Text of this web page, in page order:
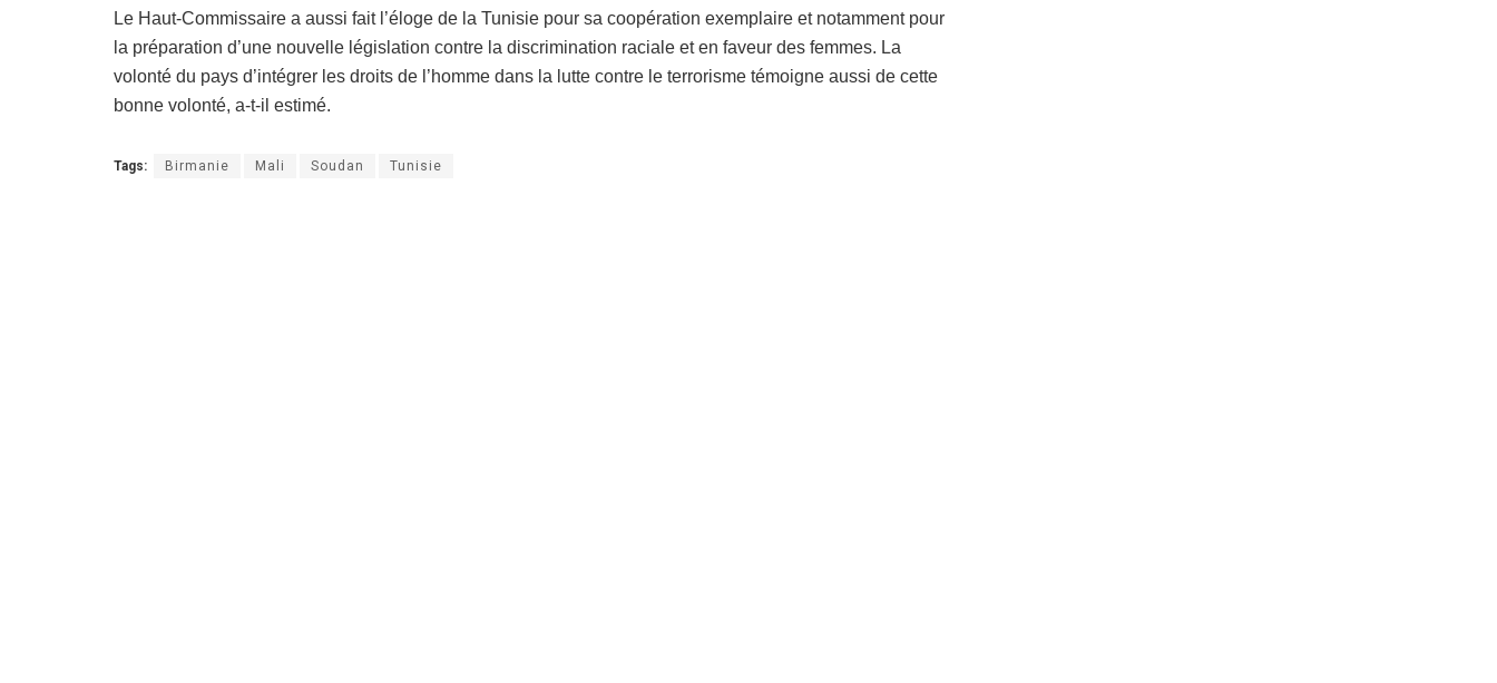
Le Haut-Commissaire a aussi fait l’éloge de la Tunisie pour sa coopération exemplaire et notamment pour
la préparation d’une nouvelle législation contre la discrimination raciale et en faveur des femmes. La
volonté du pays d’intégrer les droits de l’homme dans la lutte contre le terrorisme témoigne aussi de cette
bonne volonté, a-t-il estimé.
Tags: Birmanie Mali Soudan Tunisie